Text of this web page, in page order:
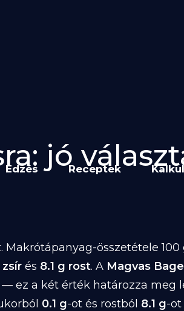
Edzés Receptek
jó
összetétele 100
zsír és 8.1 g rost. A Magvas
— ez a két érték határozza meg
0.1 g-ot és rostból 8.1 g-ot